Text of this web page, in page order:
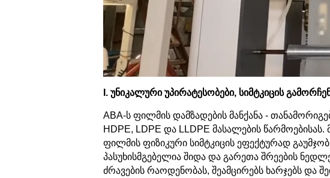
I. უნიკალური უპირატესობები, სიმტკიცის
ABA-ს ფილმის დამზადების მანქანა -
HDPE, LDPE და LLDPE მასალების
ფილმის ფიზიკური სიმტკიცის ეფექტურად
პასუხისმგებელია შიდა და გარეთა შრეების
ძრავების რაოდენობას, შეამცირებს ხარჯებს და